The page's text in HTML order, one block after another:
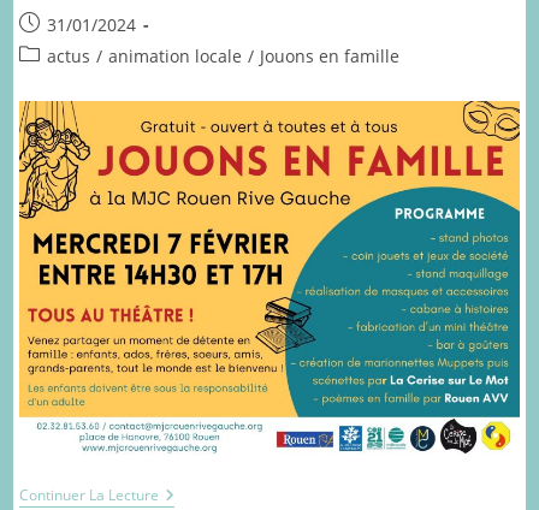
Publication
publiée :
31/01/2024
Postactus / animation locale / Jouons en famille
Continuer La Lecture Jouons